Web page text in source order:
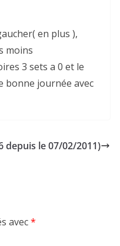
en plus ),
moins
3 sets a 0 et le
bonne journée avec
depuis le 07/02/2011)
avec*